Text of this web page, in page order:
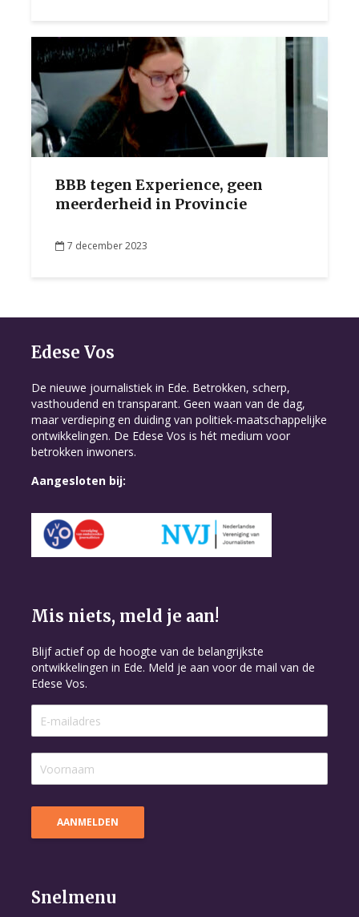
BBB tegen Experience, geen
meerderheid in Provincie
7 december 2023
Edese Vos
De nieuwe journalistiek in Ede. Betrokken, scherp,
vasthoudend en transparant. Geen waan van de dag,
maar verdieping en duiding van politiek-maatschappelijke
ontwikkelingen. De Edese Vos is hét medium voor
betrokken inwoners.
Aangesloten bij:
Mis niets, meld je aan!
Blijf actief op de hoogte van de belangrijkste
ontwikkelingen in Ede. Meld je aan voor de mail van de
Edese Vos.
Snelmenu